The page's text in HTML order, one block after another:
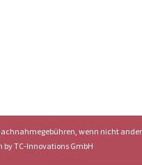
wenn nicht
byTC-Innovations GmbH